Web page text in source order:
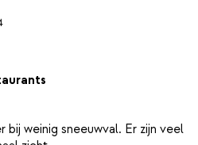
bij weinig sneeuwval. Er zijn veel